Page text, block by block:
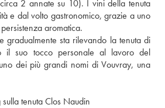
2 annate su 10). I vini della tenuta
e dal volto gastronomico, grazie a uno
aromatica.
gradualmente sta rilevando la tenuta di
il suo tocco personale al lavoro del
dei più grandi nomi di Vouvray, una
tenuta Clos Naudin